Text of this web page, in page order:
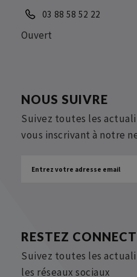
03 88 58 52 22
Ouvert
NOUS SUIVRE
Suivez toutes les
vous inscrivant à notre
RESTEZ
Suivez toutes les
les réseaux sociaux